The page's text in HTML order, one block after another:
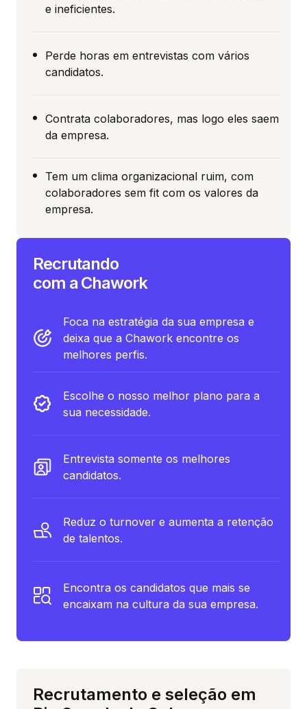
e ineficientes.
Perde horas em entrevistas com vários
candidatos.
Contrata colaboradores, mas logo eles saem
da empresa.
Tem um clima organizacional ruim, com
colaboradores sem fit com os valores da
empresa.
Recrutando
com a Chawork
Foca na estratégia da sua empresa e
deixa que a Chawork encontre os
melhores perfis.
Escolhe o nosso melhor plano para a
sua necessidade.
Entrevista somente os melhores
candidatos.
Reduz o turnover e aumenta a retenção
de talentos.
Encontra os candidatos que mais se
encaixam na cultura da sua empresa.
Recrutamento e seleção em